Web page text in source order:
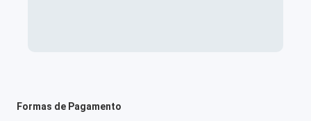
Formas de Pagamento